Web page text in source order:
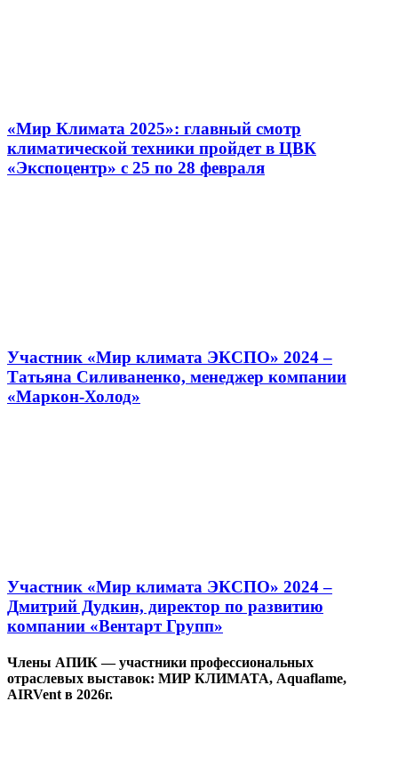
«Мир Климата 2025»: главный смотр
климатической техники пройдет в ЦВК
«Экспоцентр» с 25 по 28 февраля
Участник «Мир климата ЭКСПО» 2024 –
Татьяна Силиваненко, менеджер компании
«Маркон-Холод»
Участник «Мир климата ЭКСПО» 2024 –
Дмитрий Дудкин, директор по развитию
компании «Вентарт Групп»
Члены АПИК — участники профессиональных
отраслевых выставок: МИР КЛИМАТА, Aquaflame,
AIRVent в 2026г.